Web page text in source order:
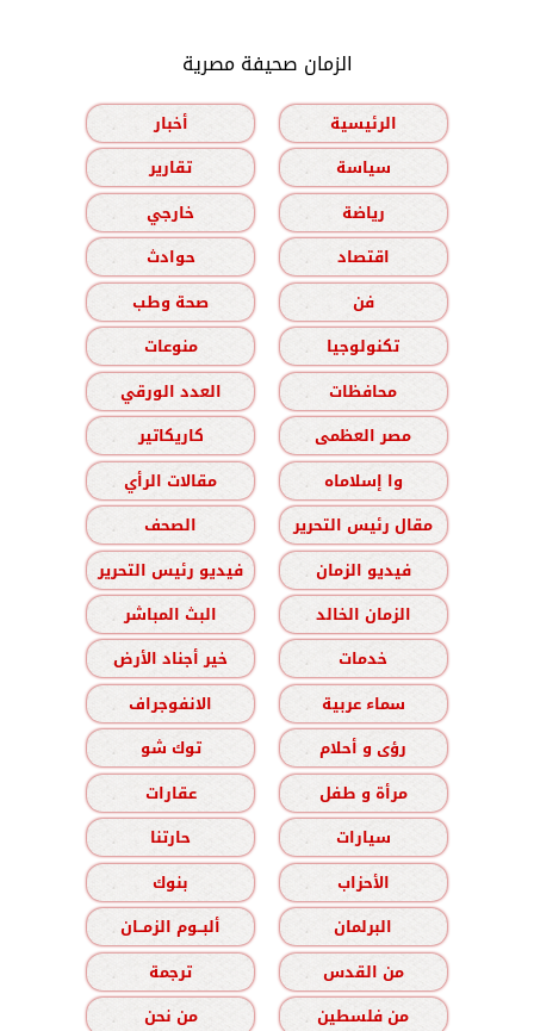
الزمان صحيفة مصرية
الرئيسية
أخبار
سياسة
تقارير
رياضة
خارجي
اقتصاد
حوادث
فن
صحة وطب
تكنولوجيا
منوعات
محافظات
العدد الورقي
مصر العظمى
كاريكاتير
وا إسلاماه
مقالات الرأي
مقال رئيس التحرير
الصحف
فيديو الزمان
فيديو رئيس التحرير
الزمان الخالد
البث المباشر
خدمات
خير أجناد الأرض
سماء عربية
الانفوجراف
رؤى و أحلام
توك شو
مرأة و طفل
عقارات
سيارات
حارتنا
الأحزاب
بنوك
البرلمان
ألبــوم الزمــان
من القدس
ترجمة
من فلسطين
من نحن